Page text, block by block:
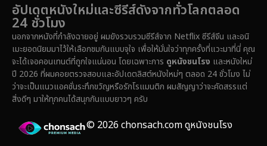
Family ครอบครัว
Fantasy จินตนาการ (336)
Fiction (14)
Gothic
อัปเดตหนังใหม่และซีรีส์ดังจากทั่วโลกตลอด
24 ชั่วโมง
นอกจากหนังที่กำลังฉายอยู่ ผมยังรวบรวมซีรีส์จาก Netflix ซีรีส์จีน และอนิ
เมะยอดนิยมมาไว้ให้เลือกชมกันแบบจุใจ เพื่อให้มั่นใจว่าทุกครั้งที่แวะมาที่นี่ คุณ
จะได้เจอคอนเทนต์ที่ถูกใจแน่นอน โดยเฉพาะการ ดูหนังชนโรง และหนังใหม่
ปี 2026 ที่ผมคอยตรวจสอบและอัปเดตลิสต์หนังใหม่ๆ ตลอด 24 ชั่วโมง ไม่
ว่าจะเป็นแนวแอคชั่นระทึกขวัญหรือรักโรแมนติก ผมสัญญาว่าจะคัดสรรแต่
สิ่งดีๆ มาให้ทุกคนได้สนุกกันแบบยาวๆ ครับ
© 2026 chonsach.com ดูหนังชนโรง